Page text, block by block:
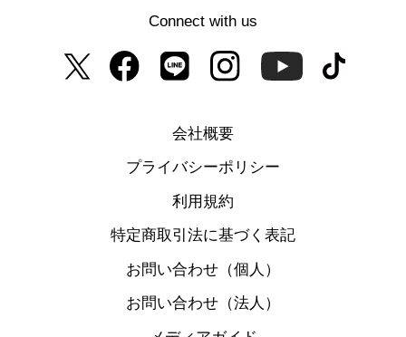
Connect with us
会社概要
プライバシーポリシー
利用規約
特定商取引法に基づく表記
お問い合わせ（個人）
お問い合わせ（法人）